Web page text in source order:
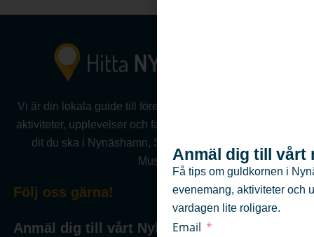
Vi är din lokala guide till företag, föreningar, evenemang,
aktiviteter, upplevelser och fastigheter .Vi hjälper dig hitta
dit du ska i Nynäshamn, Sorunda, Ösmo, Torö eller
Muskö.
Följ oss gärna!
Anmäl dig till vårt Nyhetsbrev
Anmäl dig till vårt
Få tips om guldkornen i
evenemang, aktiviteter och
vardagen lite roligare.
Email